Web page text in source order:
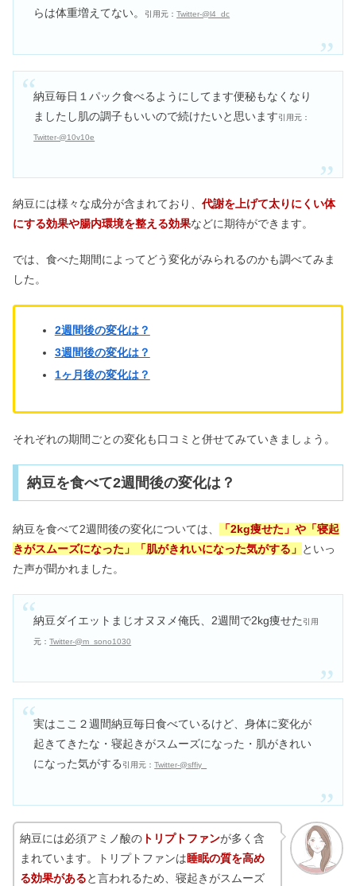
アイマッサージャーは目に悪い？効果
布は使いやすいor使いにくい？
らは体重増えてない。 引用元：Twitter-@l4_dc
納豆毎日１パック食べるようにしてます便秘もなくなり
ましたし肌の調子もいいので続けたいと思います引用元：
Twitter-@10v10e
納豆には様々な成分が含まれており、 代謝を上げて太りにくい体
にする効果や腸内環境を整える効果などに期待ができます。
では、食べた期間によってどう変化がみられるのかも調べてみま
した。
2週間後の変化は？
3週間後の変化は？
1ヶ月後の変化は？
それぞれの期間ごとの変化も口コミと併せてみていきましょう。
納豆を食べて2週間後の変化は？
納豆を食べて2週間後の変化については、
「2kg痩せた」や「寝起
きがスムーズになった」「肌がきれいになった気がする」 といっ
た声が聞かれました。
納豆ダイエットまじオヌヌメ俺氏、2週間で2kg痩せた 引用
元：Twitter-@m_sono1030
実はここ２週間納豆毎日食べているけど、身体に変化が
起きてきたな・寝起きがスムーズになった・肌がきれい
になった気がする 引用元：Twitter-@sffiy_
納豆には必須アミノ酸の トリプトファンが多く含
まれています。トリプトファンは睡眠の質を高め
る効果があると言われるため、寝起きがスムーズ